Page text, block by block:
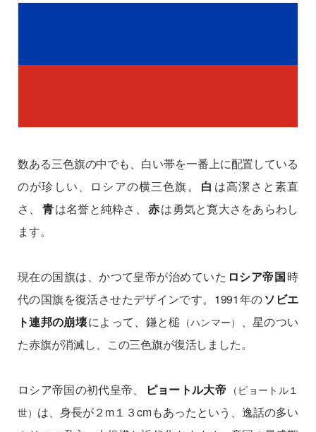
数ある三色旗の中でも、白い帯を一番上に配置している
のが珍しい、ロシアの横三色旗。
白 は高潔さと素直
さ、
青は名誉と純粋さ、 赤は勇気と寛大さをあらわし
ます。
現在の国旗は、かつて皇帝が治めていた ロシア帝国時
代の国旗を復活させたデザインです。1991年のソビエ
ト連邦の崩壊によって、鎌と槌 （ハンマー） 、星のつい
た赤旗が消滅し、この三色旗が復活しました。
ロシア帝国の初代皇帝、 ピョートル大帝 （ピョートル１
世） は、身長が２m１３cmもあったという、逸話の多い